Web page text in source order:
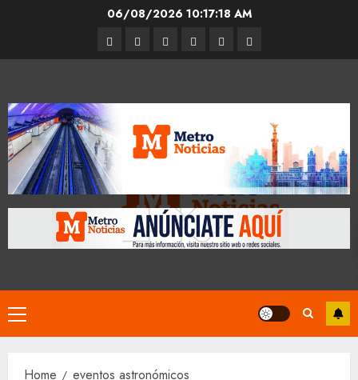
06/08/2026 10:17:19 AM
Entrevistas
Espectáculos
Movilidad
Metro
CDMX
CulturaOpinión
Primary
Menu
Home eventos astronómicos